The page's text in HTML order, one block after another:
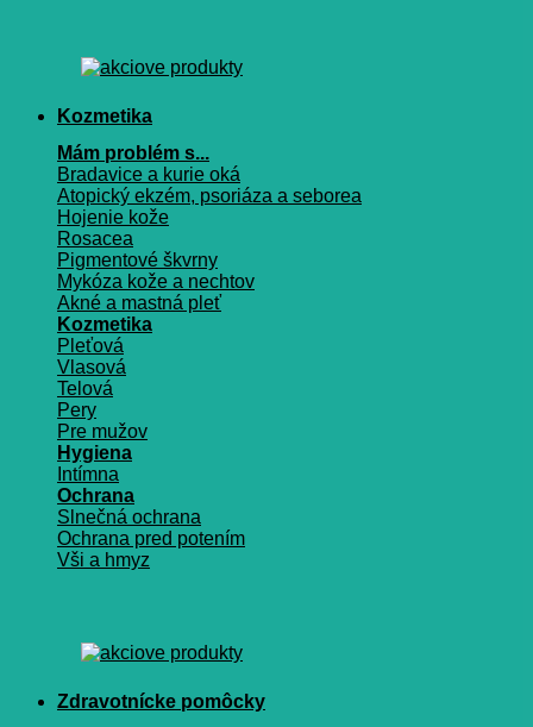
Kozmetika
Mám problém s...
Bradavice a kurie oká
Atopický ekzém, psoriáza a seborea
Hojenie kože
Rosacea
Pigmentové škvrny
Mykóza kože a nechtov
Akné a mastná pleť
Kozmetika
Pleťová
Vlasová
Telová
Pery
Pre mužov
Hygiena
Intímna
Ochrana
Slnečná ochrana
Ochrana pred potením
Vši a hmyz
Zdravotnícke pomôcky